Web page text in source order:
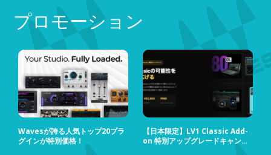
プロモーション
Wavesが誇る人気トップ20プラ
グインが特別価格！
【日本限定】LV1 Classic Add-
on 特別アップグレードキャンペ